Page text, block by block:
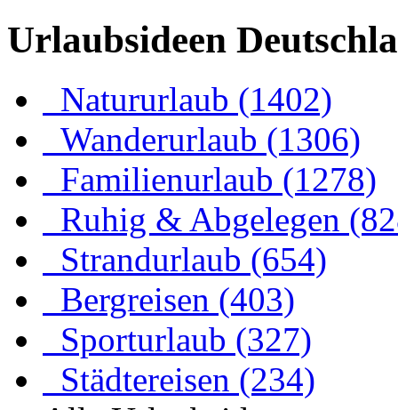
Urlaubsideen
Natururlaub (1402)
Wanderurlaub (1306)
Familienurlaub (1278)
Ruhig & Abgelegen
Strandurlaub (654)
Bergreisen (403)
Sporturlaub (327)
Städtereisen (234)